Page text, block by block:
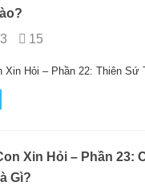
15
Xin Hỏi – Phần 22: Thiên Sứ
Xin Hỏi – Phần 23:
Gì?